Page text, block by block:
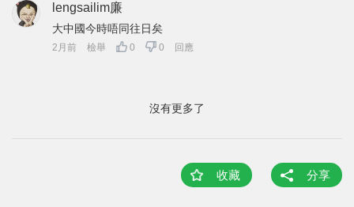
lengsailim廉
大中國今時唔同往日矣
2月前 檢舉 0 0 回應
沒有更多了
收藏 分享